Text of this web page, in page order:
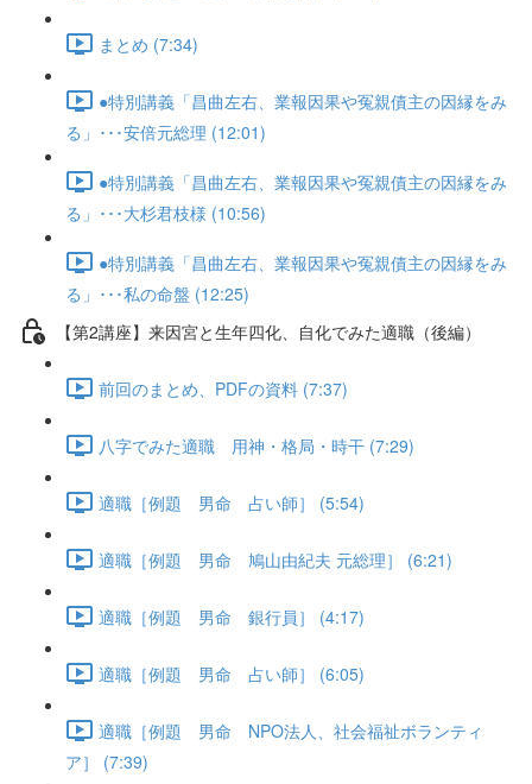
まとめ (7:34)
●特別講義「昌曲左右、業報因果や冤親債主の因縁をみ
る」･･･安倍元総理 (12:01)
●特別講義「昌曲左右、業報因果や冤親債主の因縁をみ
る」･･･大杉君枝様 (10:56)
●特別講義「昌曲左右、業報因果や冤親債主の因縁をみ
る」･･･私の命盤 (12:25)
【第2講座】来因宮と生年四化、自化でみた適職（後編）
前回のまとめ、PDFの資料 (7:37)
八字でみた適職 用神・格局・時干 (7:29)
適職［例題 男命 占い師］ (5:54)
適職［例題 男命 鳩山由紀夫 元総理］ (6:21)
適職［例題 男命 銀行員］ (4:17)
適職［例題 男命 占い師］ (6:05)
適職［例題 男命 NPO法人、社会福祉ボランティ
ア］ (7:39)